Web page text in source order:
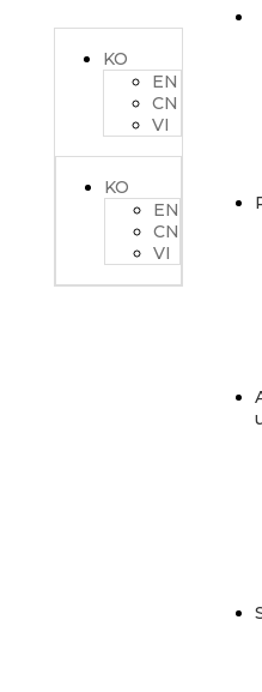
KO
EN
CN
VI
KO
EN
CN
VI